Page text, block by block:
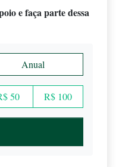
e faça parte dessa
Anual
50 R$ 100